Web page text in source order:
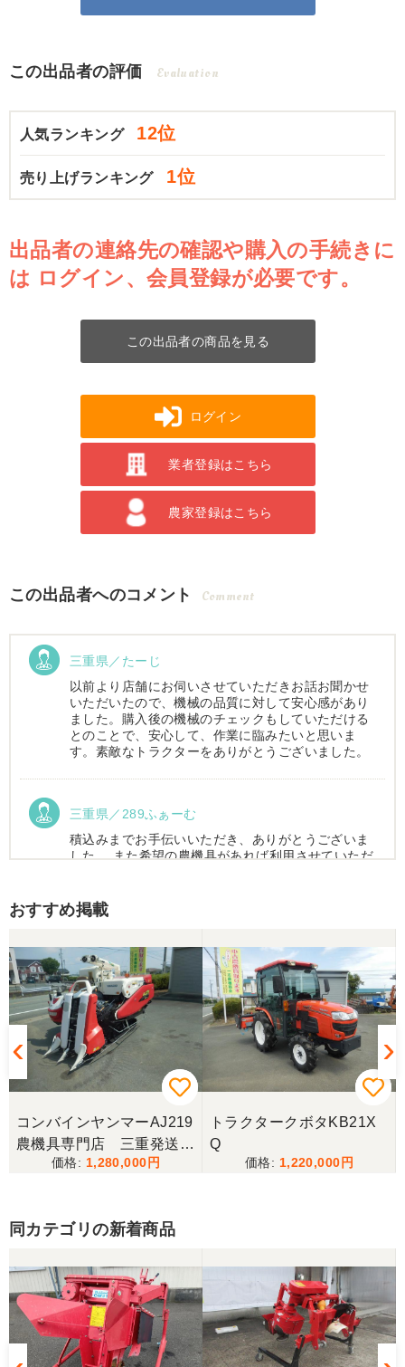
この出品者の評価 Evaluation
人気ランキング 12位
売り上げランキング 1位
出品者の連絡先の確認や購入の手続きに
は ログイン、会員登録が必要です。
この出品者の商品を見る
ログイン
業者登録はこちら
農家登録はこちら
この出品者へのコメント Comment
三重県／たーじ
以前より店舗にお伺いさせていただきお話お聞かせ
いただいたので、機械の品質に対して安心感があり
ました。購入後の機械のチェックもしていただける
とのことで、安心して、作業に臨みたいと思いま
す。素敵なトラクターをありがとうございました。
三重県／289ふぁーむ
積込みまでお手伝いいただき、ありがとうございま
した。 また希望の農機具があれば利用させていただ
この度はお世話になりました。また、機会があれば
よろしくお願いします。
三重県／ユウスケ
購入から引き取りまでスムーズでした。ありがとう
ございました。
三重県／
当方の要望に対して、素早く対応していただき感謝
スタッフの鈴木さんが親切で機械に詳しく 丁寧にご
対応頂きました。 ありがとう！ 少し距離はあります
が、今後も農機具を買う際はのうき屋さんを利用し
ようと思います。
おすすめ掲載
コンバインヤンマーAJ219
農機具専門店 三重発送整
備済み
1,280,000
トラクタークボタKB21X
Q
1,220,000
同カテゴリの新着商品